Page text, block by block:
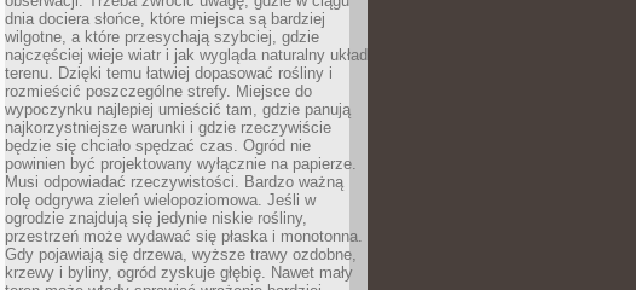
dnia dociera słońce, które miejsca są bardziej
wilgotne, a które przesychają szybciej, gdzie
najczęściej wieje wiatr i jak wygląda naturalny układ
terenu. Dzięki temu łatwiej dopasować rośliny i
rozmieścić poszczególne strefy. Miejsce do
wypoczynku najlepiej umieścić tam, gdzie panują
najkorzystniejsze warunki i gdzie rzeczywiście
będzie się chciało spędzać czas. Ogród nie
powinien być projektowany wyłącznie na papierze.
Musi odpowiadać rzeczywistości. Bardzo ważną
rolę odgrywa zieleń wielopoziomowa. Jeśli w
ogrodzie znajdują się jedynie niskie rośliny,
przestrzeń może wydawać się płaska i monotonna.
Gdy pojawiają się drzewa, wyższe trawy ozdobne,
krzewy i byliny, ogród zyskuje głębię. Nawet mały